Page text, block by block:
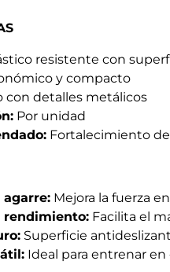
resistente con
y compacto
con detalles metálicos
Por unidad
Fortalecimiento
agarre: Mejora la fuerza
rendimiento: Facilita el
Superficie
Ideal para entrenar en